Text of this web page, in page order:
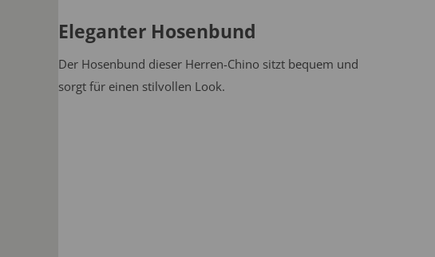
Eleganter Hosenbund
Der Hosenbund dieser Herren-Chino sitzt bequem und
sorgt für einen stilvollen Look.